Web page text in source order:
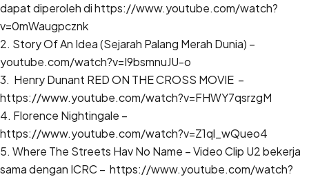
dapat diperoleh dihttps://www.youtube.com/watch?
v=0mWaugpcznk
2. Story Of An Idea (Sejarah Palang Merah Dunia) –
youtube.com/watch?v=I9bsmnuJU-o
3. Henry Dunant RED ON THE CROSS MOVIE –
https://www.youtube.com/watch?v=FHWY7qsrzgM
4. Florence Nightingale –
https://www.youtube.com/watch?v=Z1ql_wQueo4
5. Where The Streets Hav No Name – Video Clip U2 bekerja
sama dengan ICRC – https://www.youtube.com/watch?